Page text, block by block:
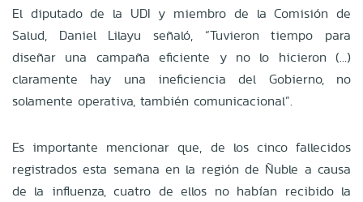
El diputado de la UDI y miembro de la Comisión de
Salud, Daniel Lilayu señaló, “Tuvieron tiempo para
diseñar una campaña eficiente y no lo hicieron (…)
claramente hay una ineficiencia del Gobierno, no
solamente operativa, también comunicacional”.
Es importante mencionar que, de los cinco fallecidos
registrados esta semana en la región de Ñuble a causa
de la influenza, cuatro de ellos no habían recibido la